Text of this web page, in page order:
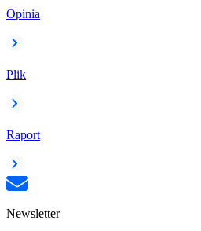
Opinia
Plik
Raport
Newsletter